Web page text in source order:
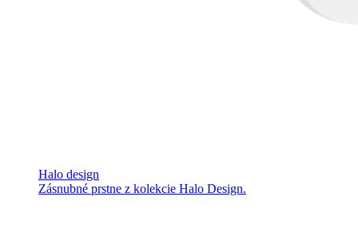
Halo design
Zásnubné prstne z kolekcie Halo Design.